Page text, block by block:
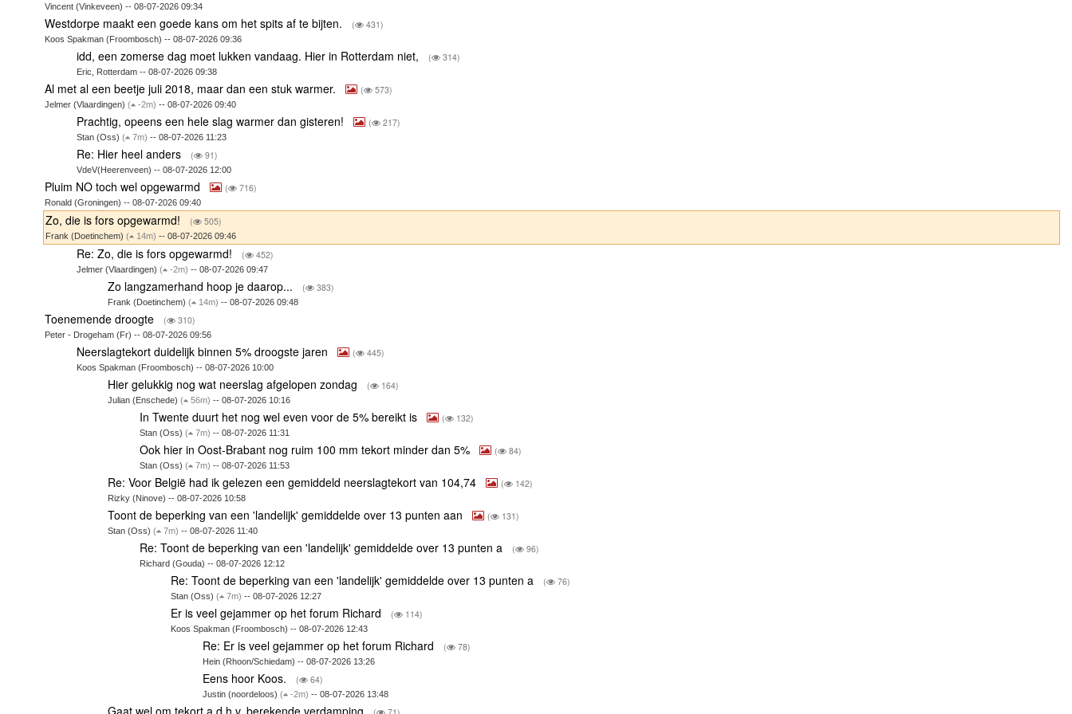
Vincent (Vinkeveen) -- 08-07-2026 09:34
Westdorpe maakt een goede kans om het spits af te bijten. ( 431)
Koos Spakman (Froombosch) -- 08-07-2026 09:36
idd, een zomerse dag moet lukken vandaag. Hier in Rotterdam niet, ( 314)
Eric, Rotterdam -- 08-07-2026 09:38
Al met al een beetje juli 2018, maar dan een stuk warmer. ( 573)
Jelmer (Vlaardingen)( -2m) -- 08-07-2026 09:40
Prachtig, opeens een hele slag warmer dan gisteren! ( 217)
Stan (Oss) ( 7m) -- 08-07-2026 11:23
Re: Hier heel anders ( 91)
VdeV(Heerenveen) -- 08-07-2026 12:00
Pluim NO toch wel opgewarmd ( 716)
Ronald (Groningen) -- 08-07-2026 09:40
Zo, die is fors opgewarmd! ( 505)
Frank (Doetinchem)( 14m) -- 08-07-2026 09:46
Re: Zo, die is fors opgewarmd! ( 452)
Jelmer (Vlaardingen) ( -2m) -- 08-07-2026 09:47
Zo langzamerhand hoop je daarop... ( 383)
Frank (Doetinchem)( 14m) -- 08-07-2026 09:48
Toenemende droogte ( 310)
Peter - Drogeham (Fr) -- 08-07-2026 09:56
Neerslagtekort duidelijk binnen 5% droogste jaren ( 445)
Koos Spakman (Froombosch) -- 08-07-2026 10:00
Hier gelukkig nog wat neerslag afgelopen zondag ( 164)
Julian (Enschede)( 56m) -- 08-07-2026 10:16
In Twente duurt het nog wel even voor de 5% bereikt is ( 132)
Stan (Oss) ( 7m) -- 08-07-2026 11:31
Ook hier in Oost-Brabant nog ruim 100 mm tekort minder dan 5% ( 84)
Stan (Oss) ( 7m) -- 08-07-2026 11:53
Re: Voor België had ik gelezen een gemiddeld neerslagtekort van 104,74 ( 142)
Rizky (Ninove) -- 08-07-2026 10:58
Toont de beperking van een 'landelijk' gemiddelde over 13 punten aan ( 131)
Stan (Oss)( 7m) -- 08-07-2026 11:40
Re: Toont de beperking van een 'landelijk' gemiddelde over 13 punten a ( 96)
Richard (Gouda) -- 08-07-2026 12:12
Re: Toont de beperking van een 'landelijk' gemiddelde over 13 punten a ( 76)
Stan (Oss)( 7m) -- 08-07-2026 12:27
Er is veel gejammer op het forum Richard ( 114)
Koos Spakman (Froombosch) -- 08-07-2026 12:43
Re: Er is veel gejammer op het forum Richard ( 78)
Hein (Rhoon/Schiedam) -- 08-07-2026 13:26
Eens hoor Koos. ( 64)
Justin (noordeloos) ( -2m) -- 08-07-2026 13:48